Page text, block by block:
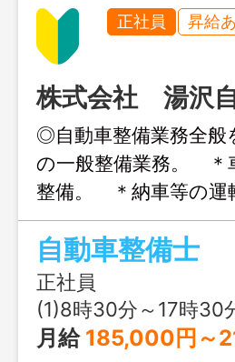
正社員 昇給
株式会社 湯沢
◎自動車整備業務全
の一般整備業務。 ＊
整備。 ＊納車等の運
務全般を行ってい
し
自動車整備士
正社員
(1)8時30分～17時30
月給 185,000円～